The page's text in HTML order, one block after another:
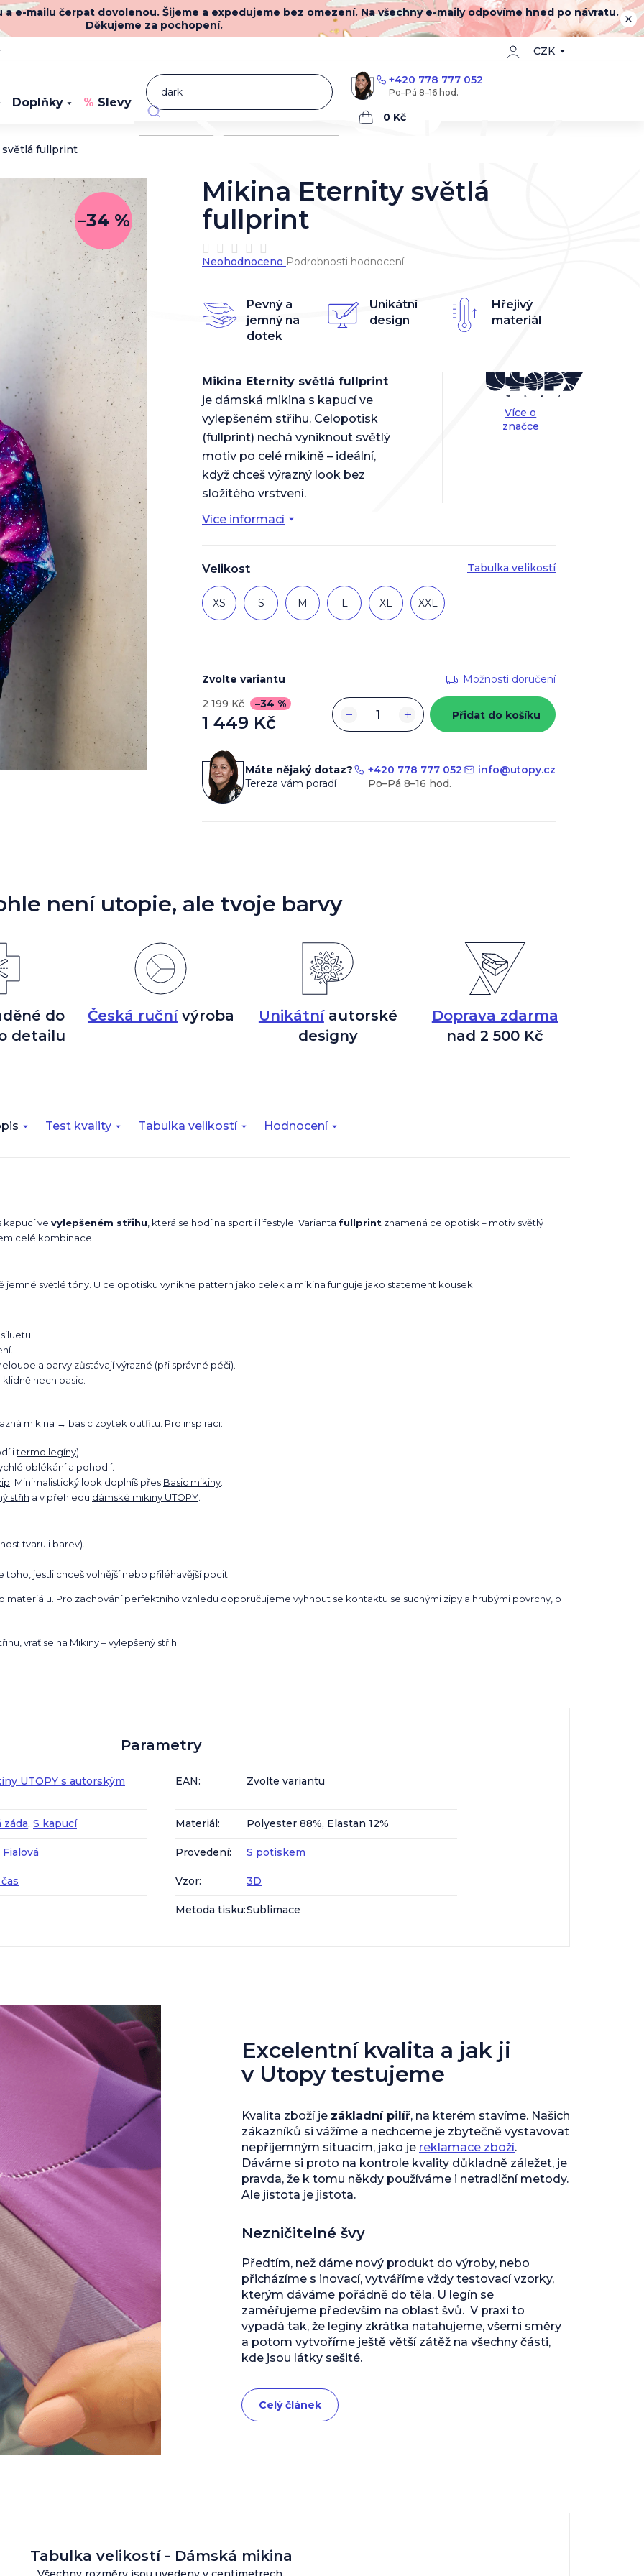
e-mailu čerpat dovolenou. Šijeme a expedujeme bez omezení. Na všechny e-maily odpovíme hned po návratu.
Děkujeme za pochopení.
CZK
+420 778 777 052
Nákupní
Doplňky Slevy Novinky
fullprint
–34 %
Velikost Tabulka velikostí
XS S M L XL XXL
Více informací
Mikina Eternity světlá fullprint
je dámská mikina s kapucí ve
vylepšeném střihu. Celopotisk
(fullprint) nechá vyniknout světlý
motiv po celé mikině – ideální,
když chceš výrazný look bez
složitého vrstvení.
Více o
značce
Pevný a
jemný na
dotek
Unikátní
design
Hřejivý
materiál
Zvolte variantu
Možnosti doručení
2 199 Kč
–34 %
1 449 Kč
cena:
+
− Přidat do košíku
Mikina Eternity světlá
fullprint
Průměrné
hodnocení
0,0
z
Neohodnoceno Podrobnosti hodnocení
Máte nějaký dotaz?
Tereza vám poradí
+420 778 777 052 info@utopy.cz
není utopie, ale tvoje barvy
do
detailu
Česká ručnívýroba Unikátníautorské
designy
Doprava zdarma
nad 2 500 Kč
Test kvality Tabulka velikostí Hodnocení
kapucí ve vylepšeném střihu , která se hodí na sport i lifestyle. Varianta fullprint znamená celopotisk – motiv světlý
celé kombinace.
jemné světlé tóny. U celopotisku vynikne pattern jako celek a mikina funguje jako statement kousek.
a barvy zůstávají výrazné (při správné péči).
nech basic.
mikina → basic zbytek outfitu. Pro inspiraci:
itermo legíny).
oblékání a pohodlí.
. Minimalistický look doplníš přes Basic mikiny
střih a v přehledu dámské mikiny UTOPY
tvaru i barev).
jestli chceš volnější nebo přiléhavější pocit.
Pro zachování perfektního vzhledu doporučujeme vyhnout se kontaktu se suchými zipy a hrubými povrchy, o
vrať se na Mikiny – vylepšený střih
Parametry
UTOPY s autorským EAN: Zvolte variantu
záda, S kapucí Materiál: Polyester 88%, Elastan 12%
Fialová Provedení: S potiskem
Vzor: 3D
Metoda tisku:Sublimace
Tabulka velikostí - Dámská mikina
Excelentní kvalita a jak ji
v Utopy testujeme
Kvalita zboží je základní pilíř, na kterém stavíme. Našich
zákazníků si vážíme a nechceme je zbytečně vystavovat
nepříjemným situacím, jako je reklamace zboží.
Dáváme si proto na kontrole kvality důkladně záležet, je
pravda, že k tomu někdy používáme i netradiční metody.
Ale jistota je jistota.
Nezničitelné švy
Předtím, než dáme nový produkt do výroby, nebo
přicházíme s inovací, vytváříme vždy testovací vzorky,
kterým dáváme pořádně do těla. U legín se
zaměřujeme především na oblast švů. V praxi to
vypadá tak, že legíny zkrátka natahujeme, všemi směry
a potom vytvoříme ještě větší zátěž na všechny části,
kde jsou látky sešité.
Celý článek